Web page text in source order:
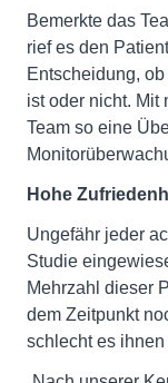
Bemerkte das
rief es den
Entscheidung,
ist oder nicht. Mit
Team so eine
Hohe
Ungefähr jeder
Studie
Mehrzahl dieser
dem Zeitpunkt
schlecht es ihnen